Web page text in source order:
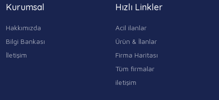
Kurumsal
Hakkımızda
Bilgi Bankası
İletişim
Hızlı Linkler
Acil ilanlar
Ürün & İlanlar
Firma Haritası
Tüm firmalar
iletişim